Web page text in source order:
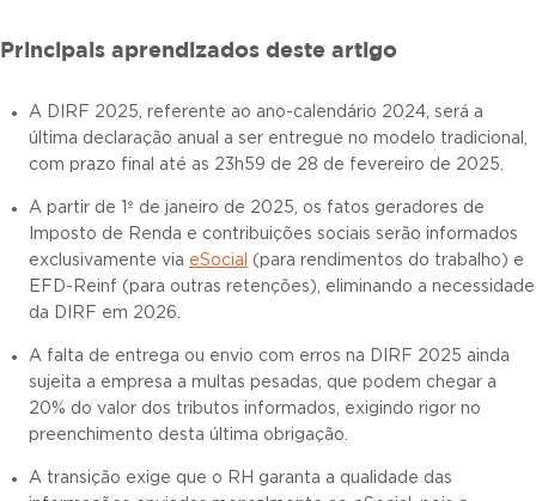
Principais aprendizados deste artigo
A DIRF 2025, referente ao ano-calendário 2024, será a
última declaração anual a ser entregue no modelo tradicional,
com prazo final até as 23h59 de 28 de fevereiro de 2025.
A partir de 1º de janeiro de 2025, os fatos geradores de
Imposto de Renda e contribuições sociais serão informados
exclusivamente via eSocial
(para rendimentos do trabalho) e
EFD-Reinf (para outras retenções), eliminando a necessidade
da DIRF em 2026.
A falta de entrega ou envio com erros na DIRF 2025 ainda
sujeita a empresa a multas pesadas, que podem chegar a
20% do valor dos tributos informados, exigindo rigor no
preenchimento desta última obrigação.
A transição exige que o RH garanta a qualidade das